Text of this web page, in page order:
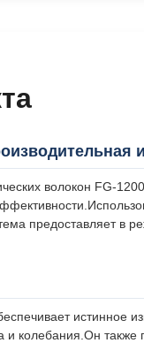
волокон FG-
предоставляет
истинное
и колебания.Он